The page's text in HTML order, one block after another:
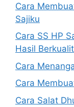
Cara
Sajiku
Cara SS HP
Hasil
Cara
Cara
Cara Salat